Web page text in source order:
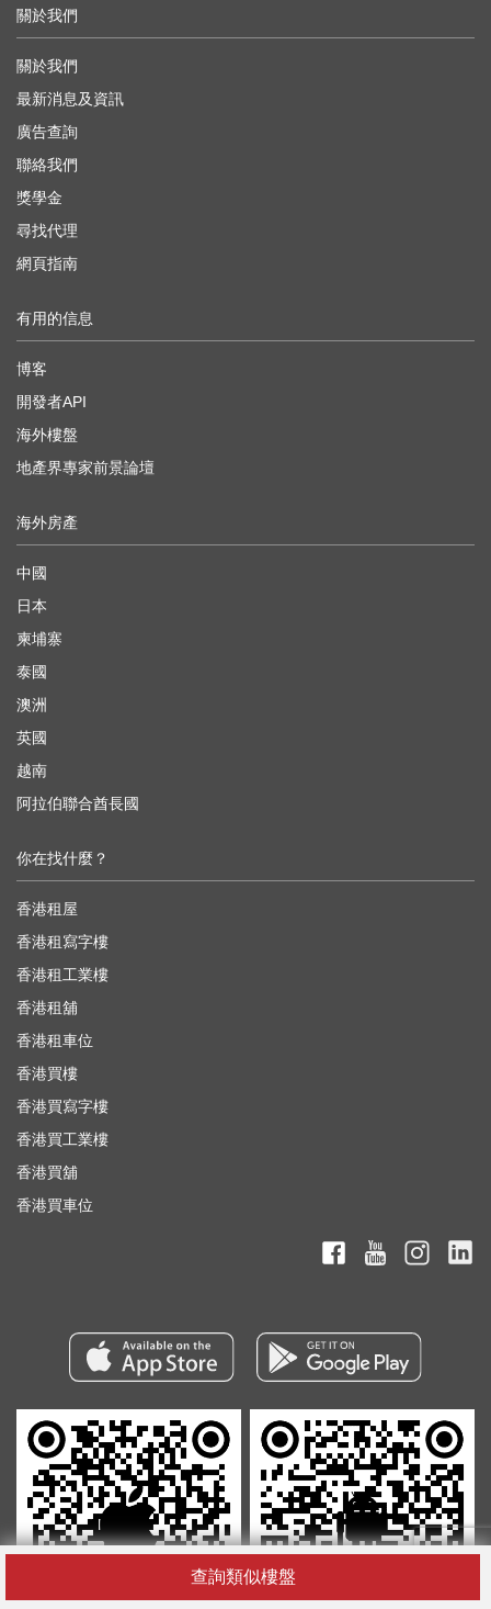
查詢類似樓盤
關於我們
關於我們
最新消息及資訊
廣告查詢
聯絡我們
獎學金
尋找代理
網頁指南
有用的信息
博客
開發者API
海外樓盤
地產界專家前景論壇
海外房產
中國
日本
柬埔寨
泰國
澳洲
英國
越南
阿拉伯聯合酋長國
你在找什麼？
香港租屋
香港租寫字樓
香港租工業樓
香港租舖
香港租車位
香港買樓
香港買寫字樓
香港買工業樓
香港買舖
香港買車位